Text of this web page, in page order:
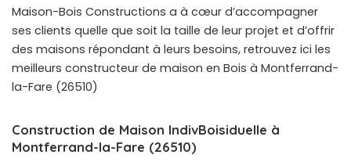
Maison-Bois Constructions a à cœur d’accompagner
ses clients quelle que soit la taille de leur projet et d’offrir
des maisons répondant à leurs besoins, retrouvez ici les
meilleurs constructeur de maison en Bois à Montferrand-
la-Fare (26510)
Construction de Maison IndivBoisiduelle à
Montferrand-la-Fare (26510)